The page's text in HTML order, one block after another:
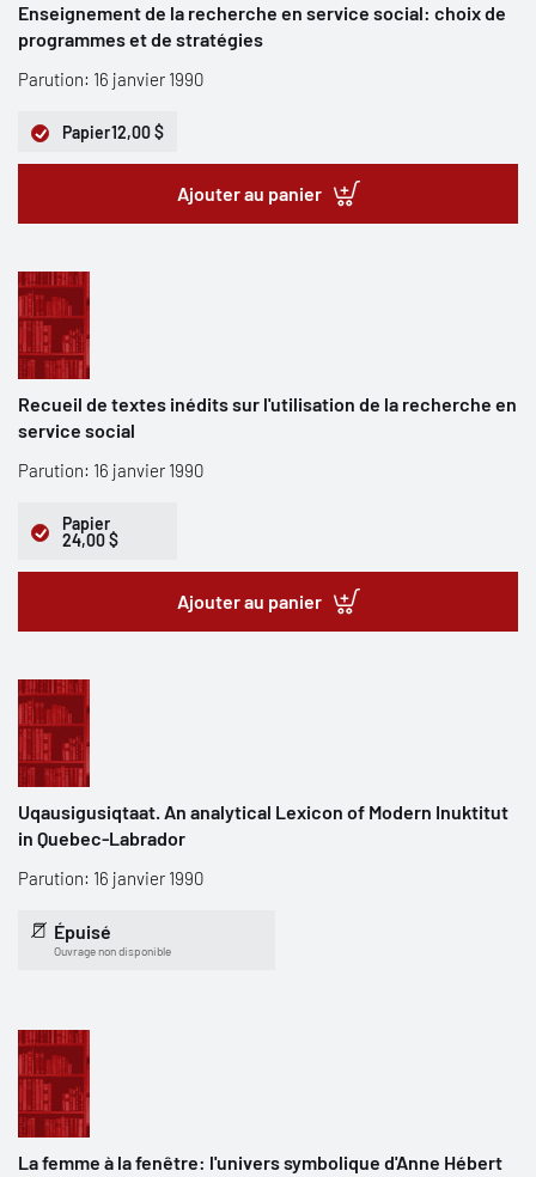
Enseignement de la recherche en service social: choix de
programmes et de stratégies
Parution: 16 janvier 1990
Papier12,00 $
Ajouter au panier
Recueil de textes inédits sur l'utilisation de la recherche en
service social
Parution: 16 janvier 1990
Papier
24,00 $
Ajouter au panier
Uqausigusiqtaat. An analytical Lexicon of Modern Inuktitut
in Quebec-Labrador
Parution: 16 janvier 1990
Épuisé
Ouvrage non disponible
La femme à la fenêtre: l'univers symbolique d'Anne Hébert